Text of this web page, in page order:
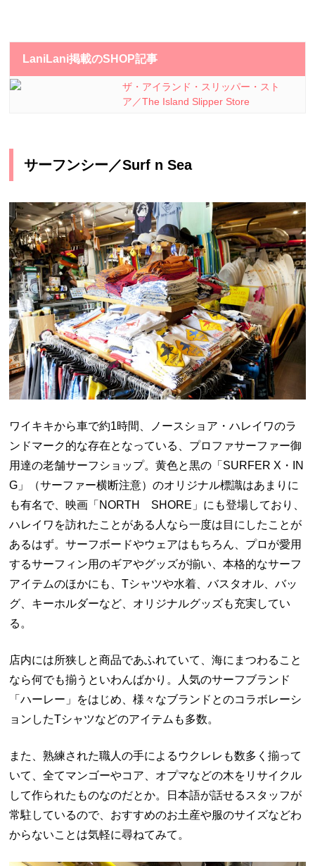
LaniLani掲載のSHOP記事
ザ・アイランド・スリッパー・スト
ア／The Island Slipper Store
サーフンシー／Surf n Sea
ワイキキから車で約1時間、ノースショア・ハレイワのラ
ンドマーク的な存在となっている、プロファサーファー御
用達の老舗サーフショップ。黄色と黒の「SURFER X・IN
G」（サーファー横断注意）のオリジナル標識はあまりに
も有名で、映画「NORTH SHORE」にも登場しており、
ハレイワを訪れたことがある人なら一度は目にしたことが
あるはず。サーフボードやウェアはもちろん、プロが愛用
するサーフィン用のギアやグッズが揃い、本格的なサーフ
アイテムのほかにも、Tシャツや水着、バスタオル、バッ
グ、キーホルダーなど、オリジナルグッズも充実してい
る。
店内には所狭しと商品であふれていて、海にまつわること
なら何でも揃うといわんばかり。人気のサーフブランド
「ハーレー」をはじめ、様々なブランドとのコラボレーシ
ョンしたTシャツなどのアイテムも多数。
また、熟練された職人の手によるウクレレも数多く揃って
いて、全てマンゴーやコア、オプマなどの木をリサイクル
して作られたものなのだとか。日本語が話せるスタッフが
常駐しているので、おすすめのお土産や服のサイズなどわ
からないことは気軽に尋ねてみて。